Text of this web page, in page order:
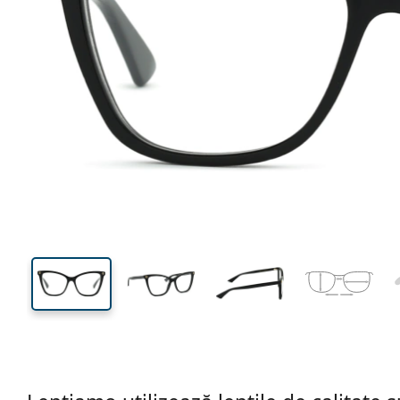
45 mm
Înălțime lentilă Lățimea lentilei
Lățimea